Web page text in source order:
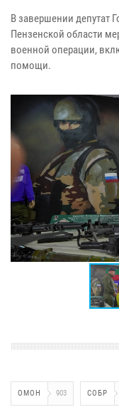
В завершении депутат
Пензенской области
военной операции,
помощи.
ОМОН 903 СОБР